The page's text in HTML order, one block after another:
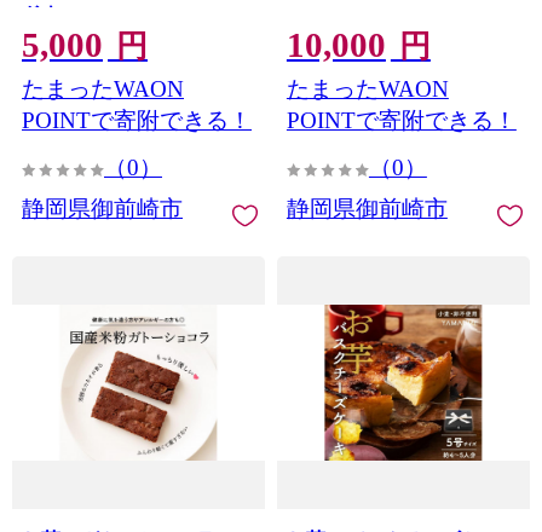
ドウ)
5,000 円
たまったWAON
POINTで寄附できる！
（0）
静岡県御前崎市
10,000 円
たまったWAON
POINTで寄附できる！
（0）
静岡県御前崎市